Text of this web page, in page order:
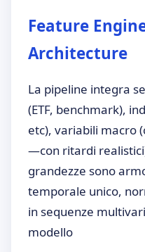
Feature
Architecture
La pipeline integra
(ETF, benchmark),
etc), variabili macro
—con ritardi
grandezze sono
temporale unico,
in sequenze
modello